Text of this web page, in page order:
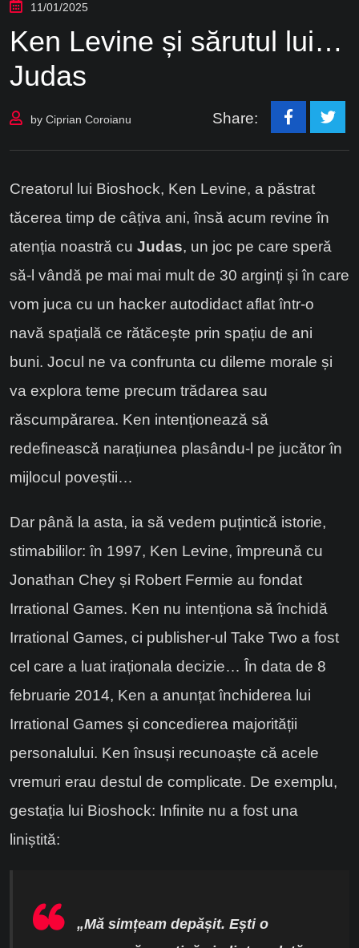
11/01/2025
Ken Levine și sărutul lui…
Judas
by Ciprian Coroianu Share:
Creatorul lui Bioshock, Ken Levine, a păstrat
tăcerea timp de câțiva ani, însă acum revine în
atenția noastră cu Judas, un joc pe care speră
să-l vândă pe mai mai mult de 30 arginți și în care
vom juca cu un hacker autodidact aflat într-o
navă spațială ce rătăcește prin spațiu de ani
buni. Jocul ne va confrunta cu dileme morale și
va explora teme precum trădarea sau
răscumpărarea. Ken intenționează să
redefinească narațiunea plasându-l pe jucător în
mijlocul poveștii…
Dar până la asta, ia să vedem puțintică istorie,
stimabililor: în 1997, Ken Levine, împreună cu
Jonathan Chey și Robert Fermie au fondat
Irrational Games. Ken nu intenționa să închidă
Irrational Games, ci publisher-ul Take Two a fost
cel care a luat iraționala decizie… În data de 8
februarie 2014, Ken a anunțat închiderea lui
Irrational Games și concedierea majorității
personalului. Ken însuși recunoaște că acele
vremuri erau destul de complicate. De exemplu,
gestația lui Bioshock: Infinite nu a fost una
liniștită:
„Mă simțeam depășit. Ești o